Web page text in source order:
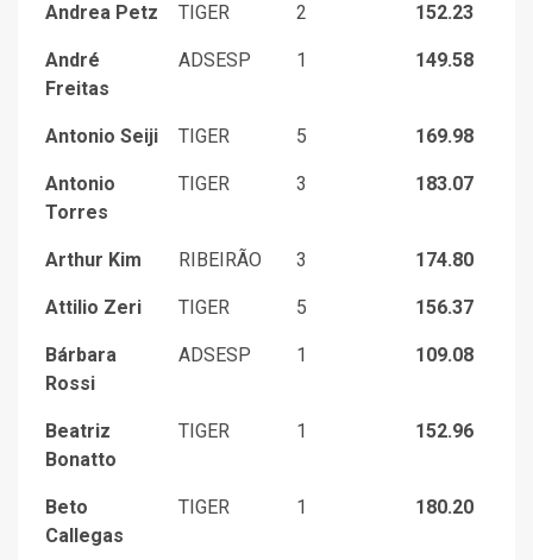
Andrea Petz TIGER 2 152.23
André
Freitas
ADSESP 1 149.58
Antonio Seiji TIGER 5 169.98
Antonio
Torres
TIGER 3 183.07
Arthur Kim RIBEIRÃO 3 174.80
Attilio Zeri TIGER 5 156.37
Bárbara
Rossi
ADSESP 1 109.08
Beatriz
Bonatto
TIGER 1 152.96
Beto
Callegas
TIGER 1 180.20